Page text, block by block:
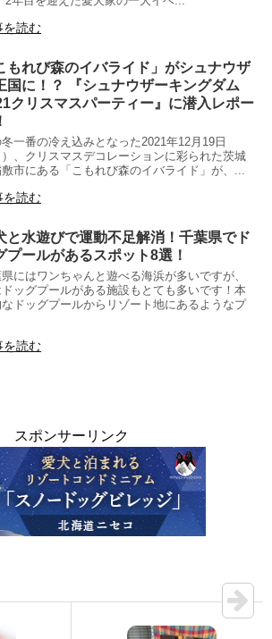
を読む
もれび森のイバライド」がシュナウザ
国に！？ 『シュナウザーキングダム
クリスマスパーティー』に潜入レポー
一番の冷え込みとなった2021年12月19日
）、クリスマスデコレーションに彩られた茨城
敷市にある「こもれび森のイバライド」が、...
を読む
と水遊びで運動不足解消！千葉県でド
プールがあるスポット8選！
にはワンちゃんと遊べる海浜が多いですが、
ッグプールがある施設もとても多いです！本
ドッグプールからリゾート地にあるようなプ
を読む
スポンサーリンク